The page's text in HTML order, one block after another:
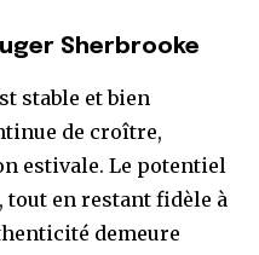
Sherbrooke
stable et bien
de croître,
estivale. Le potentiel
tout en restant fidèle à
demeure